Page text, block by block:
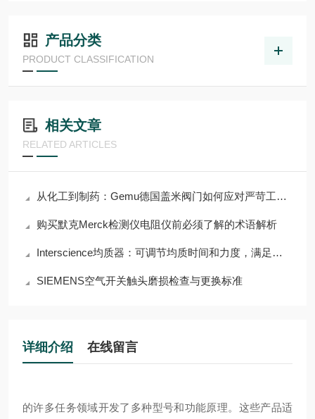
产品分类
PRODUCT CLASSIFICATION
相关文章
RELATED ARTICLES
从化工到制药：Gemu德国盖米阀门如何应对严苛工况挑战？
购买默克Merck检测仪电阻仪前必须了解的术语解析
Interscience均质器：可调节均质时间和力度，满足多样需求
SIEMENS空气开关触头磨损检查与更换标准
详细介绍 在线留言
的许多任务领域开发了多种型号和功能原理。这些产品适